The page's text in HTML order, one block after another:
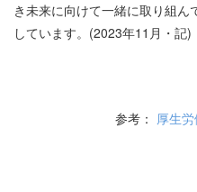
き未来に向けて一緒に取り組
しています。(2023年11月・記)
参考： 厚生